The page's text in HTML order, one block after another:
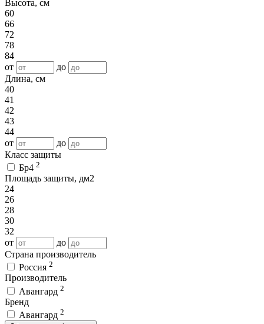
Высота, см
60
66
72
78
84
от
до
Длина, см
40
41
42
43
44
от
до
Класс защиты
Бр4 2
Площадь защиты, дм2
24
26
28
30
32
от
до
Страна производитель
Россия 2
Производитель
Авангард 2
Бренд
Авангард 2